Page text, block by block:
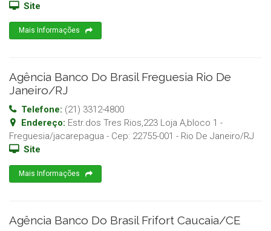
Site
Mais Informações
Agência Banco Do Brasil Freguesia Rio De
Janeiro/RJ
Telefone: (21) 3312-4800
Endereço: Estr.dos Tres Rios,223 Loja A,bloco 1 -
Freguesia/jacarepagua - Cep: 22755-001 - Rio De Janeiro/RJ
Site
Mais Informações
Agência Banco Do Brasil Frifort Caucaia/CE